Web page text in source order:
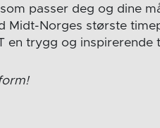
passer deg og dine
Midt-Norges største
en trygg og inspirerende